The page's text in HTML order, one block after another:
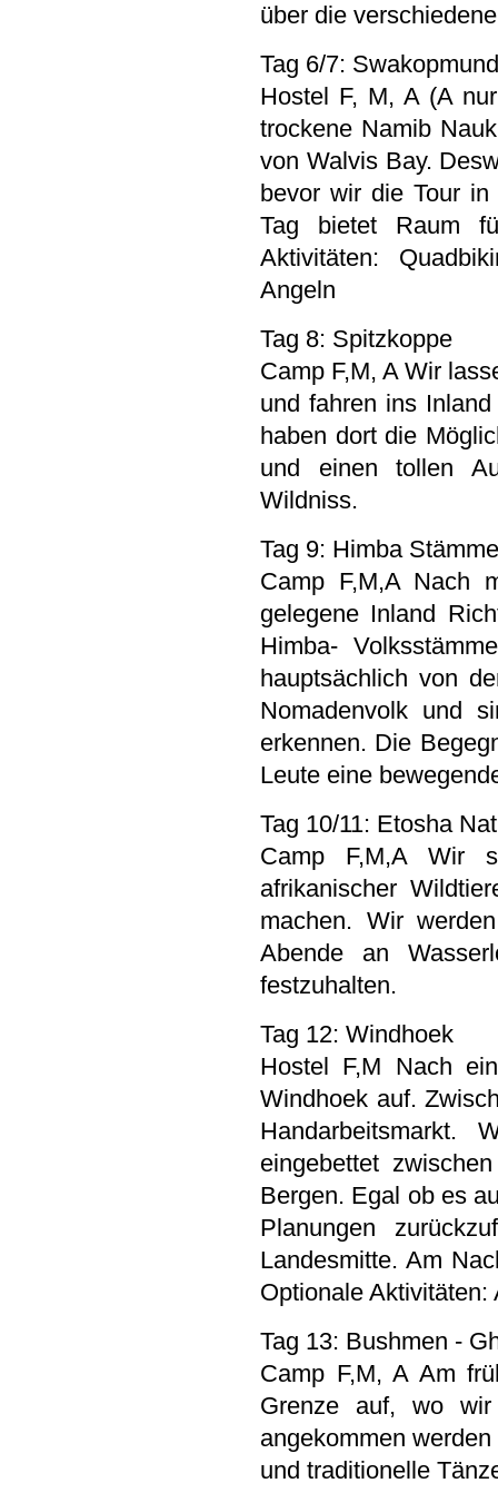
über die
Tag 6/7: Swakopmund
Hostel F, M, A (A
trockene Namib
von Walvis Bay.
bevor wir die Tour in
Tag bietet Raum
Aktivitäten:
Angeln
Tag 8: Spitzkoppe
Camp F,M, A Wir
und fahren ins
haben dort die
und einen tollen
Wildniss.
Tag 9: Himba Stämme
Camp F,M,A Nach
gelegene Inland
Himba-
hauptsächlich von
Nomadenvolk und
erkennen. Die
Leute eine
Tag 10/11: Etosha
Camp F,M,A Wir
afrikanischer
machen. Wir
Abende an
festzuhalten.
Tag 12: Windhoek
Hostel F,M Nach
Windhoek auf.
Handarbeitsmarkt.
eingebettet
Bergen. Egal ob es
Planungen
Landesmitte. Am
Optionale
Tag 13: Bushmen -
Camp F,M, A Am
Grenze auf, wo wir
angekommen
und traditionelle